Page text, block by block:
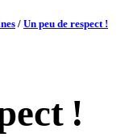
/ Un peu de respect !
!